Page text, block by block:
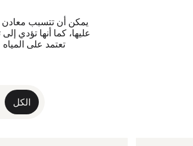
يمكن أن تتسبب معادن
تعتمد على
الكل